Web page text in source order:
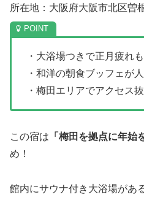
所在地：大阪府大阪市北区曽
・大浴場つきで正月疲れ
・和洋の朝食ブッフェが
・梅田エリアでアクセス
この宿は 「梅田を拠点に年始
め！
館内にサウナ付き大浴場があ